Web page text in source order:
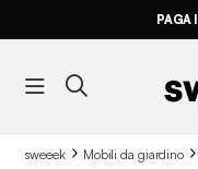
ULTIME
sweeek Mobili da giardino